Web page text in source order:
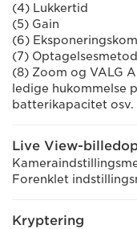
(4) Lukkertid
(5) Gain
(6)
(7)
(8) Zoom og VALG
ledige hukommelse
batterikapacitet osv.
Live View-
Forenklet
Kryptering